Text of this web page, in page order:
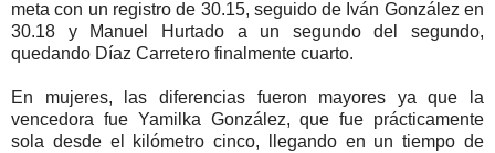
meta con un registro de 30.15, seguido de Iván González en
30.18 y Manuel Hurtado a un segundo del segundo,
quedando Díaz Carretero finalmente cuarto.
En mujeres, las diferencias fueron mayores ya que la
vencedora fue Yamilka González, que fue prácticamente
sola desde el kilómetro cinco, llegando en un tiempo de